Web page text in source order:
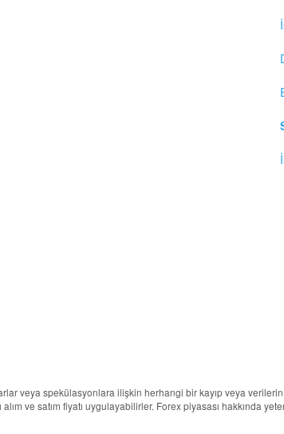
veya spekülasyonlara ilişkin herhangi bir kayıp veya
ve satım fiyatı uygulayabilirler. Forex piyasası hakkında